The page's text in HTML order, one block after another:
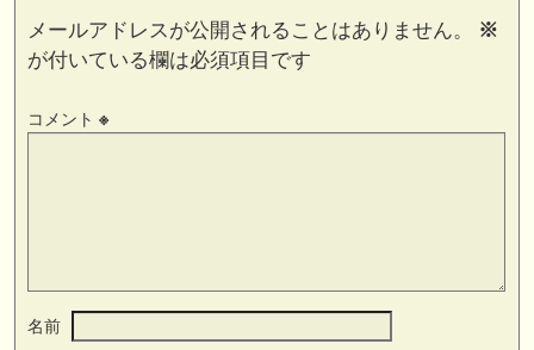
メールアドレスが公開されることはありません。
※
が付いている欄は必須項目です
コメント ※
名前